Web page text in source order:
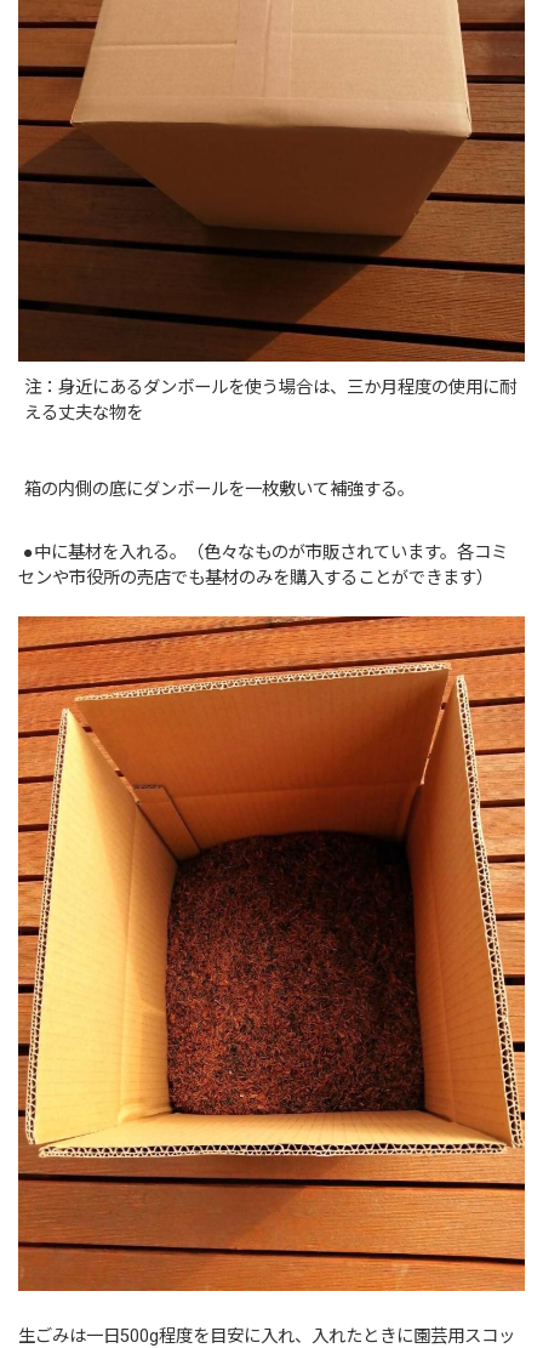
注：身近にあるダンボールを使う場合は、三か月程度の使用に耐
える丈夫な物を
箱の内側の底にダンボールを一枚敷いて補強する。
●中に基材を入れる。（色々なものが市販されています。各コミ
センや市役所の売店でも基材のみを購入することができます）
生ごみは一日500g程度を目安に入れ、入れたときに園芸用スコッ